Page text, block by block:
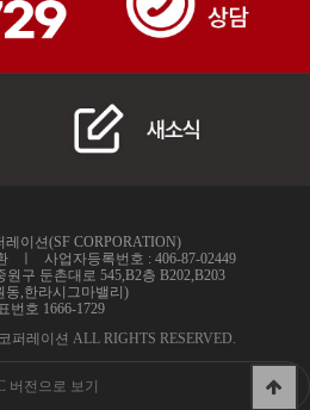
이션(SF CORPORATION)
ㅣ 사업자등록번호 : 406-87-02449
구 둔촌대로 545,B2층 B202,B203
동,한라시그마밸리)
번호 1666-1729
퍼레이션 ALL RIGHTS RESERVED.
버전으로 보기